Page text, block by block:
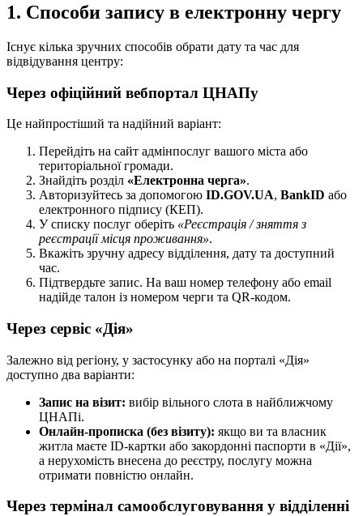
1. Способи запису в електронну чергу
Існує кілька зручних способів обрати дату та час для
відвідування центру:
Через офіційний вебпортал ЦНАПу
Це найпростіший та надійний варіант:
Перейдіть на сайт адмінпослуг вашого міста або
територіальної громади.
Знайдіть розділ «Електронна черга».
Авторизуйтесь за допомогою ID.GOV.UA, BankID або
електронного підпису (КЕП).
У списку послуг оберіть «Реєстрація / зняття з
реєстрації місця проживання».
Вкажіть зручну адресу відділення, дату та доступний
час.
Підтвердьте запис. На ваш номер телефону або email
надійде талон із номером черги та QR-кодом.
Через сервіс «Дія»
Залежно від регіону, у застосунку або на порталі «Дія»
доступно два варіанти:
Запис на візит: вибір вільного слота в найближчому
ЦНАПі.
Онлайн-прописка (без візиту): якщо ви та власник
житла маєте ID-картки або закордонні паспорти в «Дії»,
а нерухомість внесена до реєстру, послугу можна
отримати повністю онлайн.
Через термінал самообслуговування у відділенні